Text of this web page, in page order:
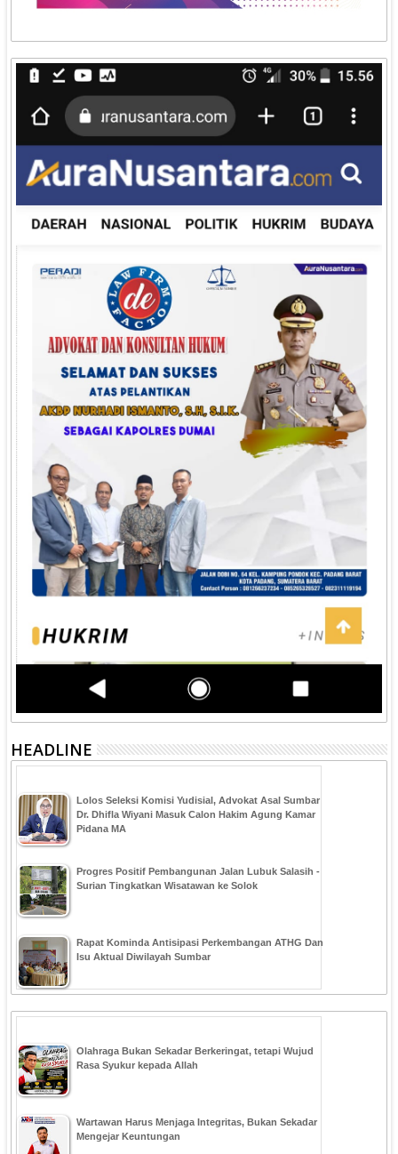
HEADLINE
‎Lolos Seleksi Komisi Yudisial, Advokat Asal Sumbar
Dr. Dhifla Wiyani Masuk Calon Hakim Agung Kamar
Pidana MA
Progres Positif Pembangunan Jalan Lubuk Salasih -
Surian Tingkatkan Wisatawan ke Solok
Rapat Kominda Antisipasi Perkembangan ATHG Dan
Isu Aktual Diwilayah Sumbar
Olahraga Bukan Sekadar Berkeringat, tetapi Wujud
Rasa Syukur kepada Allah
Wartawan Harus Menjaga Integritas, Bukan Sekadar
Mengejar Keuntungan